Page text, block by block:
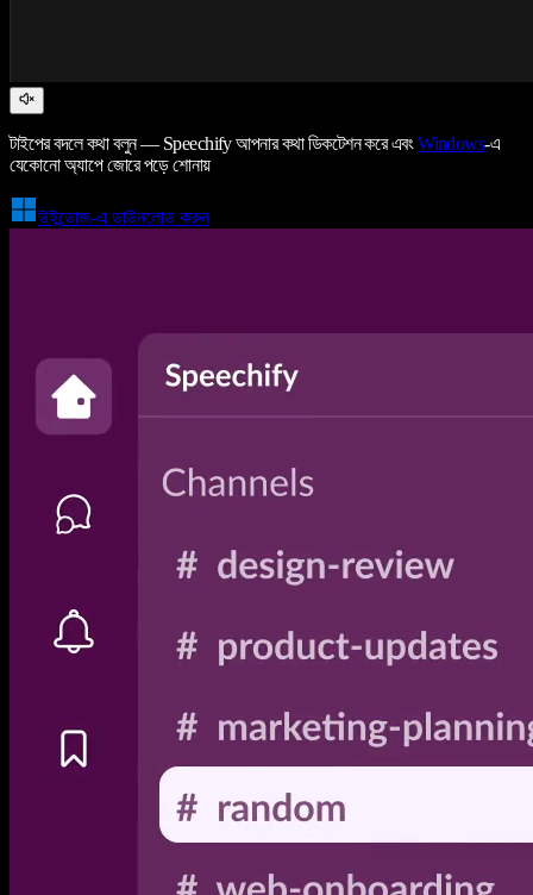
টাইপের বদলে কথা বলুন — Speechify আপনার কথা ডিকটেশন করে এবংWindows-এ
যেকোনো অ্যাপে জোরে পড়ে শোনায়
উইন্ডোজ-এ ডাউনলোড করুন